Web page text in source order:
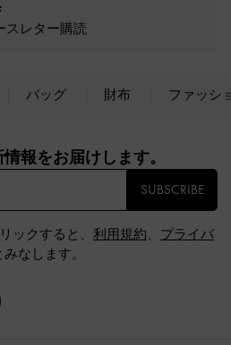
スレター購読
バッグ 財布 ファッシ
報をお届けします。​
SUBSCRIBE
ックすると、 利用規約、 プライバ
なします。